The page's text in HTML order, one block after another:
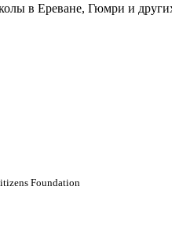
в Ереване, Гюмри и
Foundation